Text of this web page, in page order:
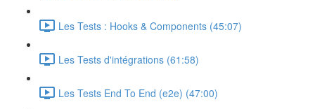
Les Tests : Hooks & Components (45:07)
Les Tests d'intégrations (61:58)
Les Tests End To End (e2e) (47:00)